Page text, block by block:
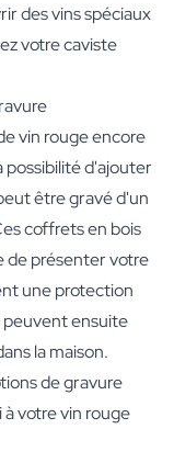
des vins spéciaux
votre caviste
vin rouge encore
possibilité d'ajouter
être gravé d'un
coffrets en bois
de présenter votre
une protection
ensuite
la maison.
de gravure
votre vin rouge